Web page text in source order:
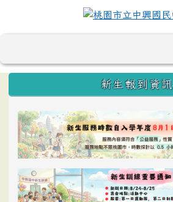
:::
新生報到資訊